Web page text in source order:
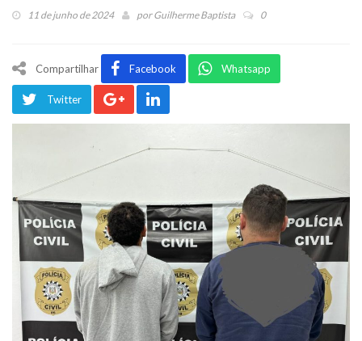
11 de junho de 2024 porGuilherme Baptista 0
Compartilhar Facebook Whatsapp
Twitter